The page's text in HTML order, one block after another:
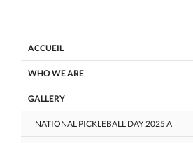
ACCUEIL
WHO WE ARE
GALLERY
NATIONAL PICKLEBALL DAY 2025 A